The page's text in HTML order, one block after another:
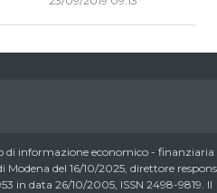
informazione economico - finanziaria
del 16/10/2025, direttore
in data 26/10/2005, ISSN 2498-9819. Il